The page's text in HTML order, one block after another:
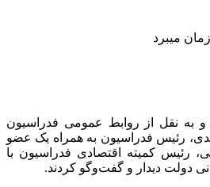
به نقل از روابط عمومی فدراسیون
رئیس فدراسیون به همراه یک عضو
رئیس کمیته اقتصادی فدراسیون با
دولت دیدار و گفت‌وگو کردند.